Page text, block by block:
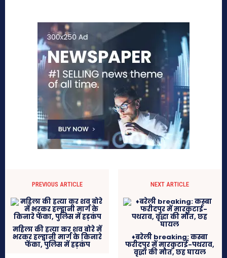
PREVIOUS ARTICLE
महिला की हत्या कर शव बोरे में
भरकर हल्द्वानी मार्ग के किनारे
फेंका, पुलिस में हड़कंप
NEXT ARTICLE
♦बरेली breaking: कस्बा
फरीदपुर में मारकुटाई-पथराव,
वृद्धा की मौत, छह घायल